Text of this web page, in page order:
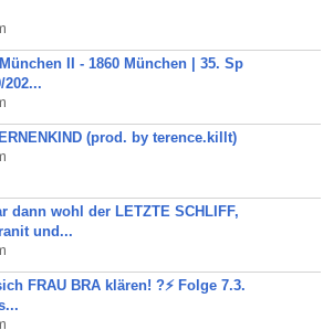
II - 1860 München | 35. Sp
202...
(prod. by terence.killt)
dann wohl der LETZTE SCHLIFF,
und...
FRAU BRA klären! ?⚡️ Folge 7.3.